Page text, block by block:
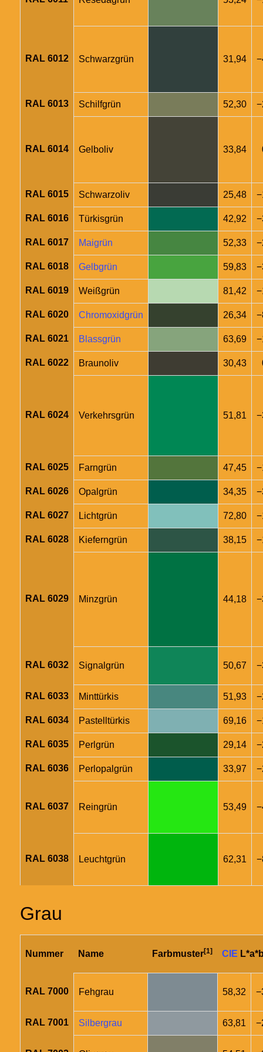
RAL 6012 Schwarzgrün 31,94
RAL 6013 Schilfgrün 52,30
RAL 6014 Gelboliv 33,84
RAL 6015 Schwarzoliv 25,48
RAL 6016 Türkisgrün 42,92
RAL 6017 Maigrün 52,33
RAL 6018 Gelbgrün 59,83
RAL 6019 Weißgrün 81,42
RAL 6020 Chromoxidgrün 26,34
RAL 6021 Blassgrün 63,69
RAL 6022 Braunoliv 30,43
RAL 6024 Verkehrsgrün 51,81
RAL 6025 Farngrün 47,45
RAL 6026 Opalgrün 34,35
RAL 6027 Lichtgrün 72,80
RAL 6028 Kieferngrün 38,15
RAL 6029 Minzgrün 44,18
RAL 6032 Signalgrün 50,67
RAL 6033 Minttürkis 51,93
RAL 6034 Pastelltürkis 69,16
RAL 6035 Perlgrün 29,14
RAL 6036 Perlopalgrün 33,97
RAL 6037 Reingrün 53,49
RAL 6038 Leuchtgrün 62,31
Grau
Nummer Name Farbmuster[1] CIE
RAL 7000 Fehgrau 58,32
RAL 7001 Silbergrau 63,81